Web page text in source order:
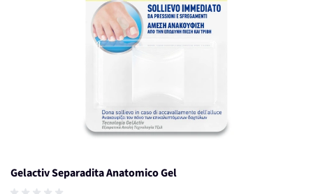
Gelactiv Separadita Anatomico Gel